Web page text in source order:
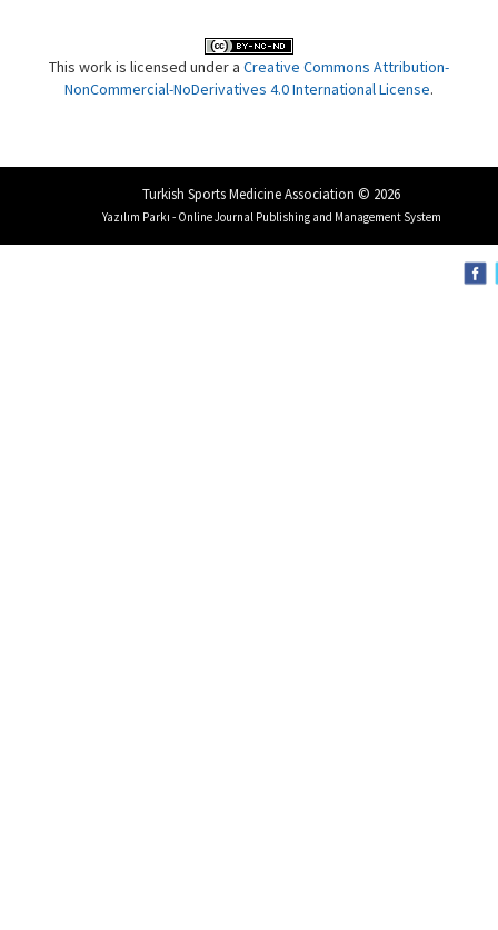
This work is licensed under a Creative Commons Attribution-
NonCommercial-NoDerivatives 4.0 International License.
Turkish Sports Medicine Association © 2026
Yazılım Parkı - Online Journal Publishing and Management System